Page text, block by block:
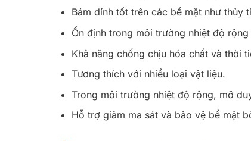
Bám dính tốt trên các bề mặt như thủy
Ổn định trong môi trường nhiệt độ
Khả năng chống chịu hóa chất và thời
Tương thích với nhiều loại vật liệu.
Trong môi trường nhiệt độ rộng, mỡ
Hỗ trợ giảm ma sát và bảo vệ bề mặt